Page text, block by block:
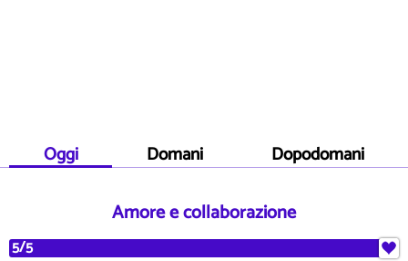
Oggi Domani Dopodomani
Amore e collaborazione
5/5